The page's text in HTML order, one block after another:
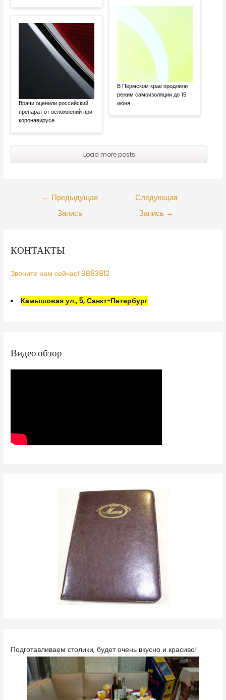
Врачи оценили российский
препарат от осложнений при
коронавирусе
В Пермском крае продлили
режим самоизоляции до 15
июня
Load more posts
← Предыдущая
Запись
Следующая
Запись →
КОНТАКТЫ
Звоните нам сейчас! 9883812
Камышовая ул., 5, Санкт-Петербург
Видео обзор
Подготавливаем столики, будет очень вкусно и красиво!